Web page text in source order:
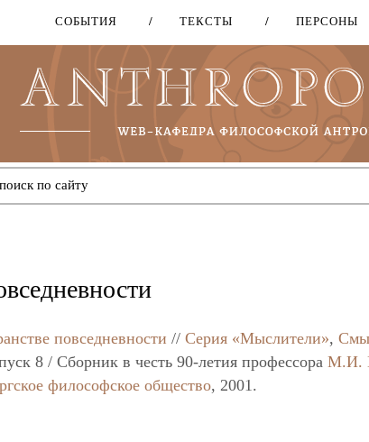
Перейти
основному
содержанию
СОБЫТИЯ ТЕКСТЫ ПЕРСОНЫ
повседневности // Серия «Мыслители»,
8 / Сборник в честь 90-летия профессора М.И.
философское общество, 2001.